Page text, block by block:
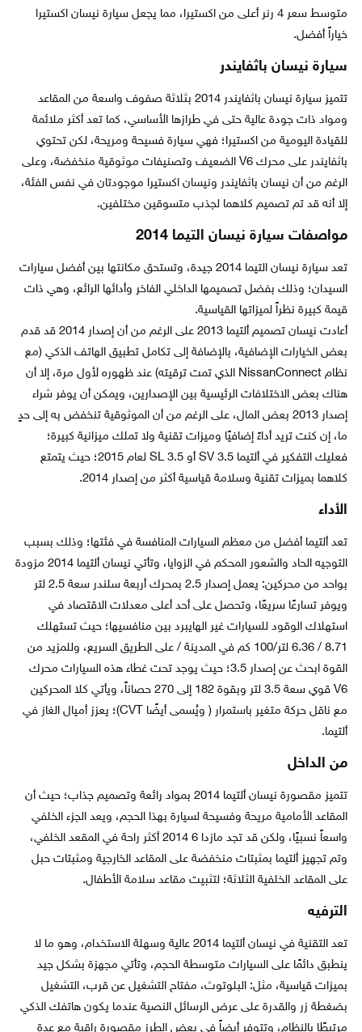
متوسط ​​سعر 4 رنر أعلى من اكستيرا، مما يجعل سيارة نيسان اكستيرا
خياراً أفضل.
سيارة نيسان باثفايندر
تتميز سيارة نيسان باثفايندر 2014 بثلاثة صفوف واسعة من المقاعد
ومواد ذات جودة عالية حتى في طرازها الأساسي، كما تعد أكثر ملائمة
للقيادة اليومية من اكستيرا؛ فهي سيارة فسيحة ومريحة، لكن تحتوي
باثفايندر على محرك V6 الضعيف وتصنيفات موثوقية منخفضة، وعلى
الرغم من أن نيسان باثفايندر ونيسان اكستيرا موجودتان في نفس الفئة،
إلا أنه قد تم تصميم كلاهما لجذب متسوقين مختلفين.
مواصفات سيارة نيسان التيما 2014
تعد سيارة نيسان التيما 2014 جيدة، وتستحق مكانتها بين أفضل سيارات
السيدان؛ وذلك بفضل تصميمها الداخلي الفاخر وأدائها الرائع، وهي ذات
قيمة كبيرة نظراً لميزاتها القياسية.
أعادت نيسان تصميم ألتيما 2013 على الرغم من أن إصدار 2014 قد قدم
بعض الخيارات الإضافية، بالإضافة إلى تكامل تطبيق الهاتف الذكي (مع
نظام NissanConnect الذي تمت ترقيته) عند ظهوره لأول مرة، إلا أن
هناك بعض الاختلافات الرئيسية بين الإصدارين، ويمكن أن يوفر شراء
إصدار 2013 بعض المال، على الرغم من أن الموثوقية تنخفض به إلى حدٍ
ما، إن كنت تريد أداءً إضافيًا وميزات تقنية ولا تملك ميزانية كبيرة؛
فعليك التفكير في ألتيما 3.5 SV أو 3.5 SL لعام 2015؛ حيث يتمتع
كلاهما بميزات تقنية وسلامة قياسية أكثر من إصدار 2014.
الأداء
تعد ألتيما أفضل من معظم السيارات المنافسة في فئتها؛ وذلك بسبب
التوجيه الحاد والشعور المحكم في الزوايا، وتأتي نيسان ألتيما 2014 مزودة
بواحد من محركين: يعمل إصدار 2.5 بمحرك أربعة سلندر سعة 2.5 لتر
ويوفر تسارعًا سريعًا، وتحصل على أحد أعلى معدلات الاقتصاد في
استهلاك الوقود للسيارات غير الهايبرد بين منافسيها؛ حيث تستهلك
8.71 / 6.36 لتر/100 كم في المدينة / على الطريق السريع، وللمزيد من
القوة ابحث عن إصدار 3.5؛ حيث يوجد تحت غطاء هذه السيارات محرك
V6 قوي سعة 3.5 لتر وبقوة 182 إلى 270 حصاناً، ويأتي كلا المحركين
مع ناقل حركة متغير باستمرار ( ويُسمى أيضًا CVT)؛ يعزز أميال الغاز في
ألتيما.
من الداخل
تتميز مقصورة نيسان ألتيما 2014 بمواد رائعة وتصميم جذاب؛ حيث أن
المقاعد الأمامية مريحة وفسيحة لسيارة بهذا الحجم، ويعد الجزء الخلفي
واسعاً نسبيًا، ولكن قد تجد مازدا 6 2014 أكثر راحة في المقعد الخلفي،
وتم تجهيز ألتيما بمثبتات منخفضة على المقاعد الخارجية ومثبتات حبل
على المقاعد الخلفية الثلاثة؛ لتثبيت مقاعد سلامة الأطفال.
الترفيه
تعد التقنية في نيسان ألتيما 2014 عالية وسهلة الاستخدام، وهو ما لا
ينطبق دائمًا على السيارات متوسطة الحجم، وتأتي مجهزة بشكل جيد
بميزات قياسية، مثل: البلوتوث، مفتاح التشغيل عن قرب، التشغيل
بضغطة زر والقدرة على عرض الرسائل النصية عندما يكون هاتفك الذكي
مرتبطًا بالنظام، وتتوفر أيضاً في بعض الطرز مقصورة راقية مع عدة